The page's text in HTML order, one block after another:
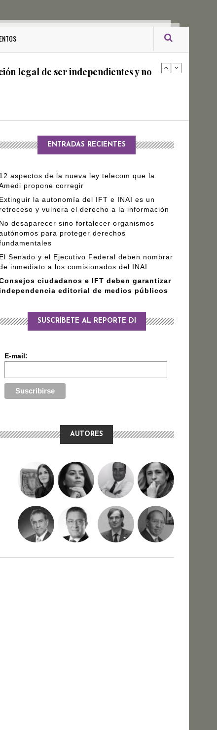
legal de ser independientes y no
independencia editorial de
ENTRADAS RECIENTES
12 aspectos de la nueva ley telecom que la
propone corregir
Extinguir la autonomía del IFT e INAI es un
retroceso y vulnera el derecho a la información
No desaparecer sino fortalecer organismos
para proteger derechos
El Senado y el Ejecutivo Federal deben nombrar
inmediato a los comisionados del INAI
ciudadanos e IFT deben garantizar
independencia editorial de medios públicos
SUSCRÍBETE AL REPORTE DI
E-mail:
AUTORES